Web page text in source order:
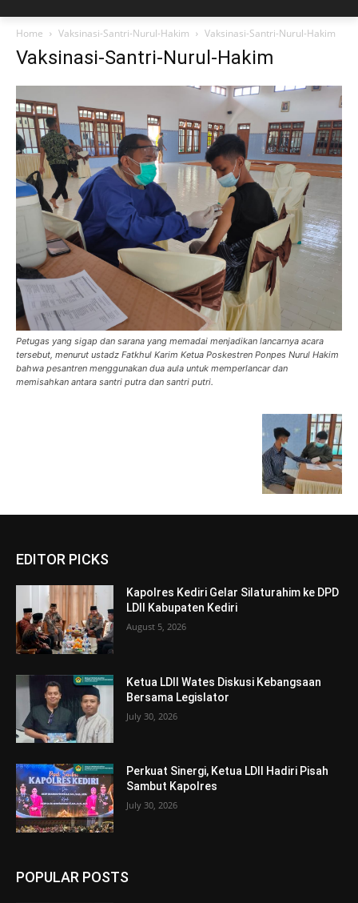
Home Vaksinasi-Santri-Nurul-Hakim Vaksinasi-Santri-Nurul-Hakim
Vaksinasi-Santri-Nurul-Hakim
Petugas yang sigap dan sarana yang memadai menjadikan lancarnya acara
tersebut, menurut ustadz Fatkhul Karim Ketua Poskestren Ponpes Nurul Hakim
bahwa pesantren menggunakan dua aula untuk memperlancar dan
memisahkan antara santri putra dan santri putri.
EDITOR PICKS
Kapolres Kediri Gelar Silaturahim ke DPD
LDII Kabupaten Kediri
August 5, 2026
Ketua LDII Wates Diskusi Kebangsaan
Bersama Legislator
July 30, 2026
Perkuat Sinergi, Ketua LDII Hadiri Pisah
Sambut Kapolres
July 30, 2026
POPULAR POSTS